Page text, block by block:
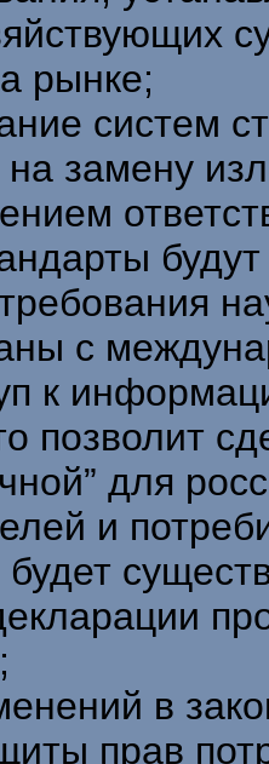
рынке;
систем
замену
с
к
позволит
для
и
в
прав